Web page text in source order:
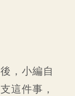
，小編自
這件事，